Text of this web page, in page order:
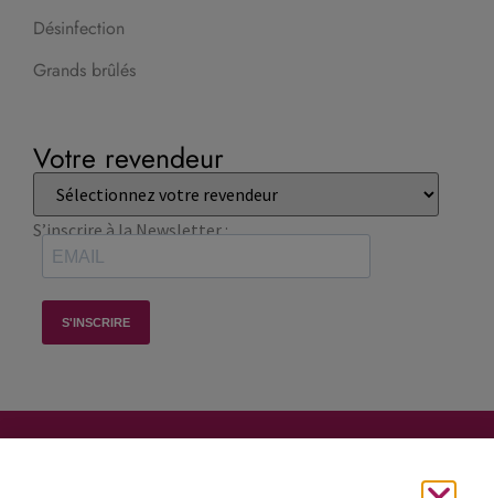
Désinfection
Grands brûlés
Votre revendeur
S’inscrire à la Newsletter :